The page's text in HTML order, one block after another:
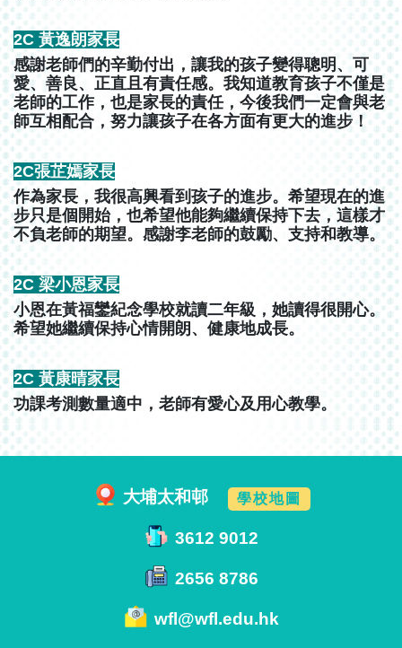
2C 黃逸朗家長
感謝老師們的辛勤付出，讓我的孩子變得聰明、可
愛、善良、正直且有責任感。我知道教育孩子不僅是
老師的工作，也是家長的責任，今後我們一定會與老
師互相配合，努力讓孩子在各方面有更大的進步！
2C張芷嫣家長
作為家長，我很高興看到孩子的進步。希望現在的進
步只是個開始，也希望他能夠繼續保持下去，這樣才
不負老師的期望。感謝李老師的鼓勵、支持和教導。
2C 梁小恩家長
小恩在黃福鑾紀念學校就讀二年級，她讀得很開心。
希望她繼續保持心情開朗、健康地成長。
2C 黃康晴家長
功課考測數量適中，老師有愛心及用心教學。
大埔太和邨 學校地圖
3612 9012
2656 8786
wfl@wfl.edu.hk